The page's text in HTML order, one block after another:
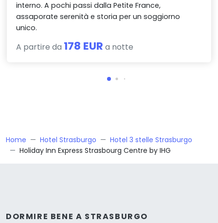
interno. A pochi passi dalla Petite France,
assaporate serenità e storia per un soggiorno
unico.
A partire da 178 EUR a notte
Home Hotel Strasburgo
Hotel 3 stelle Strasburgo
Holiday Inn Express Strasbourg Centre by IHG
DORMIRE BENE A STRASBURGO